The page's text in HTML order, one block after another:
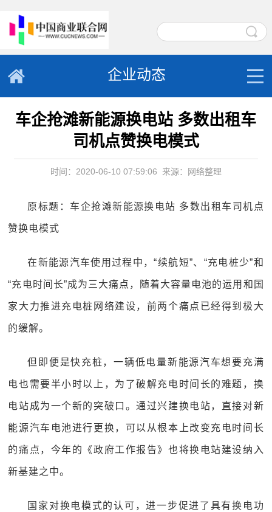
企业动态
车企抢滩新能源换电站 多数出租车
司机点赞换电模式
时间：2020-06-10 07:59:06 来源：网络整理
原标题：车企抢滩新能源换电站 多数出租车司机点
赞换电模式
在新能源汽车使用过程中，“续航短”、“充电桩少”和
“充电时间长”成为三大痛点，随着大容量电池的运用和国
家大力推进充电桩网络建设，前两个痛点已经得到极大
的缓解。
但即便是快充桩，一辆低电量新能源汽车想要充满
电也需要半小时以上，为了破解充电时间长的难题，换
电站成为一个新的突破口。通过兴建换电站，直接对新
能源汽车电池进行更换，可以从根本上改变充电时间长
的痛点，今年的《政府工作报告》也将换电站建设纳入
新基建之中。
国家对换电模式的认可，进一步促进了具有换电功